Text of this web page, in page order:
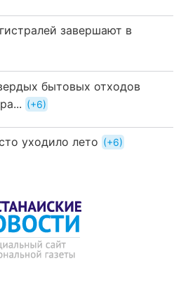
завершают в
бытовых отходов
+6
уходило лето +6